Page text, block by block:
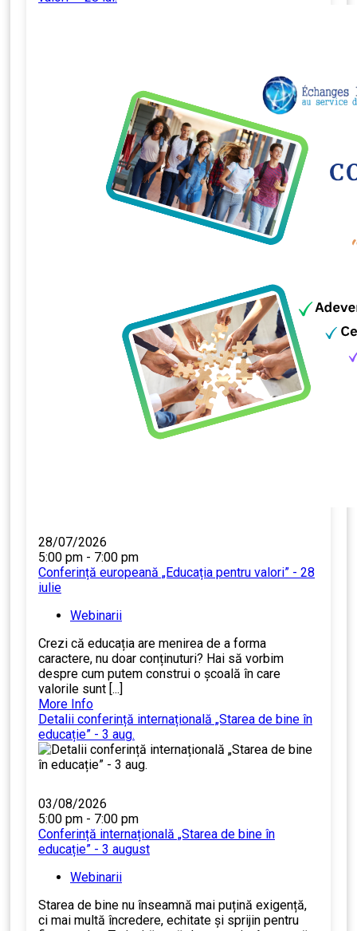
28/07/2026
5:00 pm - 7:00 pm
Conferință europeană „Educația pentru valori” - 28
iulie
Webinarii
Crezi că educația are menirea de a forma
caractere, nu doar conținuturi? Hai să vorbim
despre cum putem construi o școală în care
valorile sunt [...]
More Info
Detalii conferință internațională „Starea de bine în
educație” - 3 aug.
03/08/2026
5:00 pm - 7:00 pm
Conferință internațională „Starea de bine în
educație” - 3 august
Webinarii
Starea de bine nu înseamnă mai puțină exigență,
ci mai multă încredere, echitate și sprijin pentru